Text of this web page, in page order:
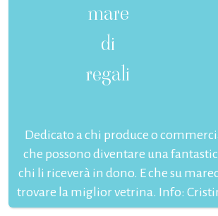
mare
di
regali
Dedicato a chi produce o
che possono diventare una
chi li riceverà in dono. E che su
trovare la miglior vetrina. Info: